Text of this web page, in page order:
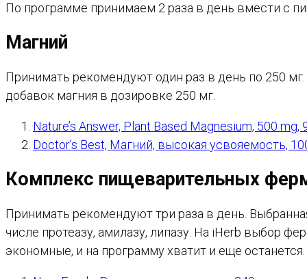
По программе принимаем 2 раза в день вмести с
Магний
Принимать рекомендуют один раз в день по 250
добавок магния в дозировке 250 мг.
Nature’s Answer, Plant Based Magnesium, 500 mg,
Doctor’s Best, Магний, высокая усвояемость,
Комплекс пищеварительных
Принимать рекомендуют три раза в день.
числе протеазу, амилазу, липазу. На iHerb выбор
экономные, и на программу хватит и еще останется.